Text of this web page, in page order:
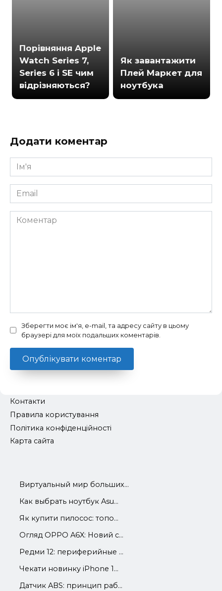
Порівняння Apple
Watch Series 7,
Series 6 і SE чим
відрізняються?
Як завантажити
Плей Маркет для
ноутбука
Додати коментар
Ім'я
*
Email
*
Коментар
Зберегти моє ім'я, e-mail, та адресу сайту в цьому
браузері для моїх подальших коментарів.
Контакти
Правила користування
Політика конфіденційності
Карта сайта
Виртуальный мир больших...
Как выбрать ноутбук Asu...
Як купити пилосос: топо...
Огляд OPPO A6X: Новий с...
Редми 12: периферийные ...
Чекати новинку iPhone 1...
Датчик ABS: принцип раб...